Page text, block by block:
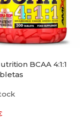
BCAA 4:1:1